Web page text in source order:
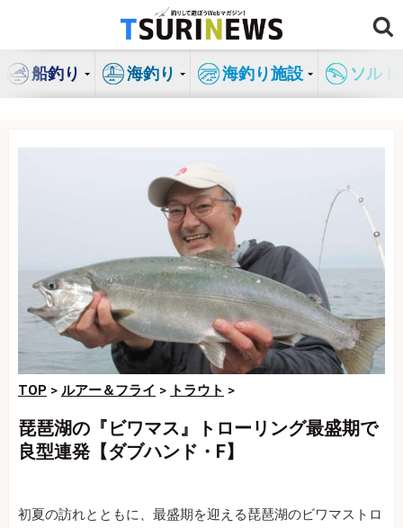
ン
船釣り 海釣り 海釣り施設 ソル
TOP > ルアー＆フライ > トラウト >
琵琶湖の『ビワマス』トローリング最盛期で
良型連発【ダブハンド・F】
初夏の訪れとともに、最盛期を迎える琵琶湖のビワマストロ